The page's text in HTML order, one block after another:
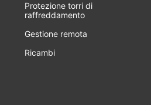
Protezione torri di
raffreddamento
Gestione remota
Ricambi